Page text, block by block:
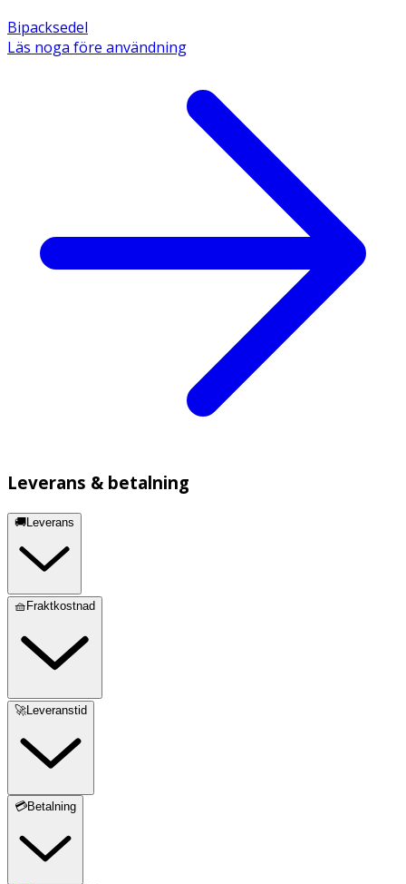
Bipacksedel
Läs noga före användning
Leverans & betalning
🚚Leverans
🧺Fraktkostnad
🚀Leveranstid
💳Betalning